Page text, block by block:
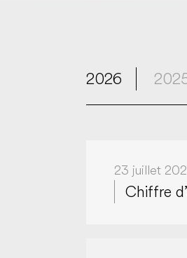
2026
23 juillet
Chiffre